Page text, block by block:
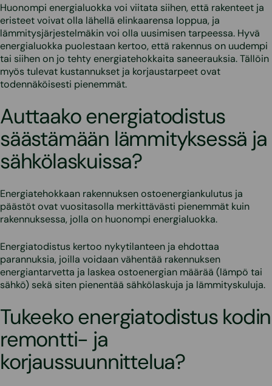
Huonompi energialuokka voi viitata siihen, että rakenteet ja
eristeet voivat olla lähellä elinkaarensa loppua, ja
lämmitysjärjestelmäkin voi olla uusimisen tarpeessa. Hyvä
energialuokka puolestaan kertoo, että rakennus on uudempi
tai siihen on jo tehty energiatehokkaita saneerauksia. Tällöin
myös tulevat kustannukset ja korjaustarpeet ovat
todennäköisesti pienemmät.
Auttaako energiatodistus
säästämään lämmityksessä ja
sähkölaskuissa?
Energiatehokkaan rakennuksen ostoenergiankulutus ja
päästöt ovat vuositasolla merkittävästi pienemmät kuin
rakennuksessa, jolla on huonompi energialuokka.
Energiatodistus kertoo nykytilanteen ja ehdottaa
parannuksia, joilla voidaan vähentää rakennuksen
energiantarvetta ja laskea ostoenergian määrää (lämpö tai
sähkö) sekä siten pienentää sähkölaskuja ja lämmityskuluja.
Tukeeko energiatodistus kodin
remontti- ja
korjaussuunnittelua?